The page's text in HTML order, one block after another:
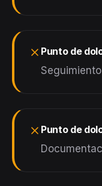
Punto de
Punto de